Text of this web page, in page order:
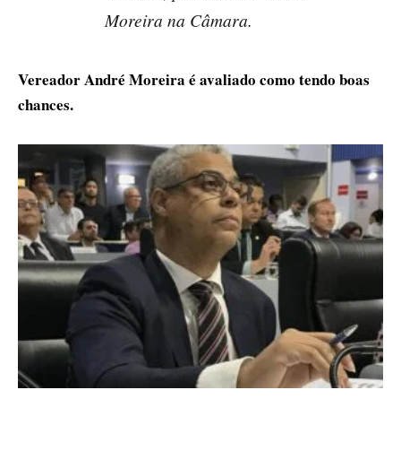
Moreira na Câmara.
Vereador André Moreira é avaliado como tendo boas
chances.